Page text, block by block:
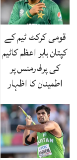
قومی کرکٹ ٹیم کے
کپتان بابر اعظم کاٹیم
کی پرفارمنس پر
اطمینان کا اظہار